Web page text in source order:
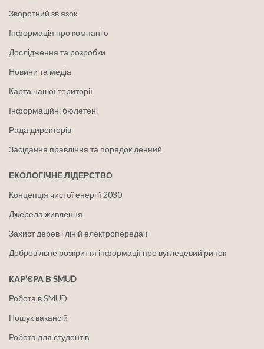
Зворотний зв'язок
Інформація про компанію
Дослідження та розробки
Новини та медіа
Карта нашої території
Інформаційні бюлетені
Рада директорів
Засідання правління та порядок денний
ЕКОЛОГІЧНЕ ЛІДЕРСТВО
Концепція чистої енергії 2030
Джерела живлення
Захист дерев і ліній електропередач
Добровільне розкриття інформації про вуглецевий ринок
КАР'ЄРА В SMUD
Робота в SMUD
Пошук вакансій
Робота для студентів